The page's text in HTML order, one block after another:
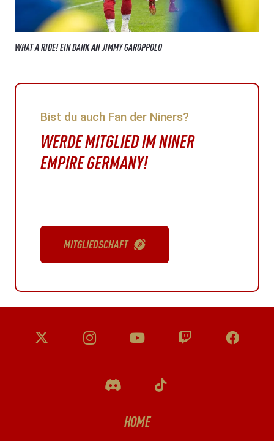
WHAT A RIDE! EIN DANK AN JIMMY GAROPPOLO
Bist du auch Fan der Niners?
WERDE MITGLIED IM NINER
EMPIRE GERMANY!
MITGLIEDSCHAFT
HOME